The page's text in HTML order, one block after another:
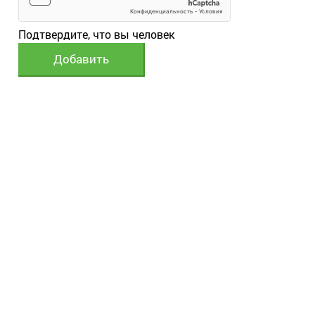
Подтвердите, что вы человек